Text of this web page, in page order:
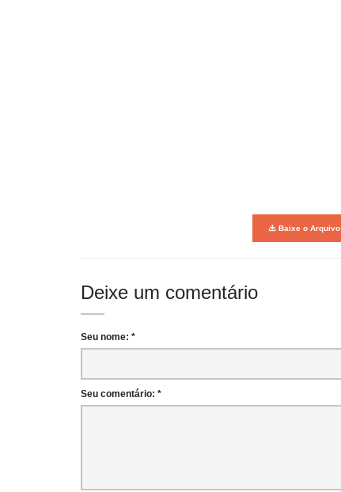
Baixe o Arquivo
Deixe um comentário
Seu nome: *
Seu comentário: *